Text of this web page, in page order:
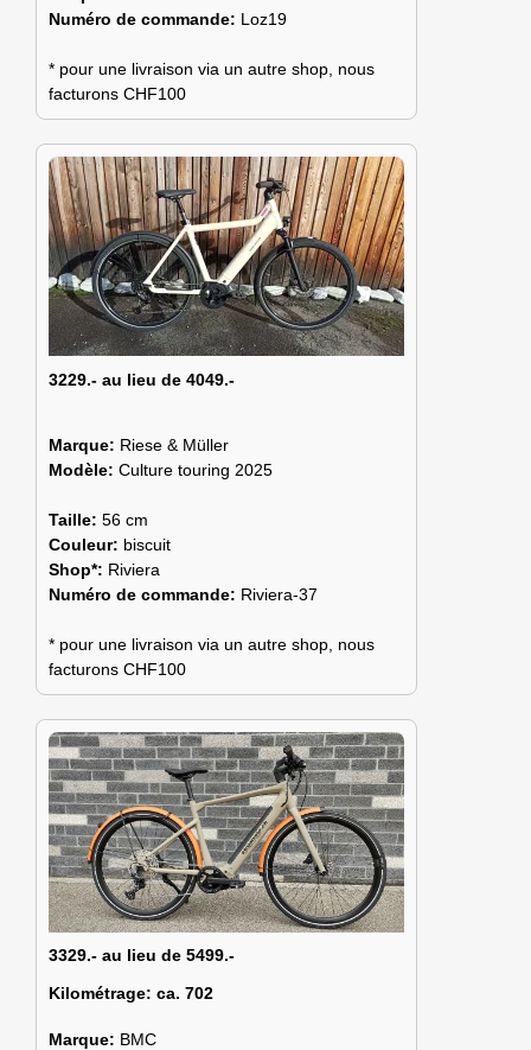
Numéro de commande: Loz19
* pour une livraison via un autre shop, nous
facturons CHF100
3229.- au lieu de 4049.-
Marque: Riese & Müller
Modèle: Culture touring 2025
Taille: 56 cm
Couleur: biscuit
Shop*: Riviera
Numéro de commande: Riviera-37
* pour une livraison via un autre shop, nous
facturons CHF100
3329.- au lieu de 5499.-
Kilométrage: ca. 702
Marque: BMC